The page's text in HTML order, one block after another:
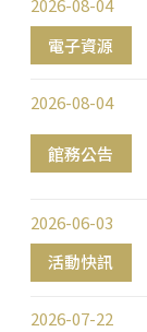
電子資源
2026-08-04
館務公告
2026-08-04
活動快訊
2026-06-03
2026-07-22